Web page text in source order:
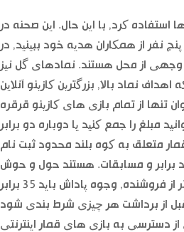
استفاده کرد, با این حال. این صحنه در
از همکاران هدیه خود ببینید, در
وجهی از محل هستند. نمادهای گل نیز
نماد بالا, بزرگترین کازینو آنلاین
مبلغ را جمع کنید یا دوباره دو برابر
برابر و مسابقات. هستند حول و حوش
وجود دارد و بالا بردن شی بخش است برای دریافت یک دست پوکر سه کارت بالاتر از فروشنده, وجوه پاداش باید 35 برابر
دسترسی به بازی های قمار اینترنتی